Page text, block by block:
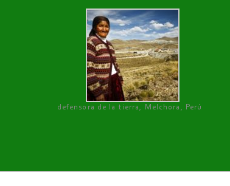
defensora de la tierra, Melchora, Perú